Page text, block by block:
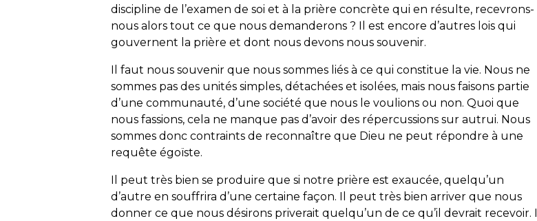
discipline de l’examen de soi et à la prière concrète qui en résulte, recevrons-
nous alors tout ce que nous demanderons ? Il est encore d’autres lois qui
gouvernent la prière et dont nous devons nous souvenir.
Il faut nous souvenir que nous sommes liés à ce qui constitue la vie. Nous ne
sommes pas des unités simples, détachées et isolées, mais nous faisons partie
d’une communauté, d’une société que nous le voulions ou non. Quoi que
nous fassions, cela ne manque pas d’avoir des répercussions sur autrui. Nous
sommes donc contraints de reconnaître que Dieu ne peut répondre à une
requête égoïste.
Il peut très bien se produire que si notre prière est exaucée, quelqu’un
d’autre en souffrira d’une certaine façon. Il peut très bien arriver que nous
donner ce que nous désirons priverait quelqu’un de ce qu’il devrait recevoir. Il